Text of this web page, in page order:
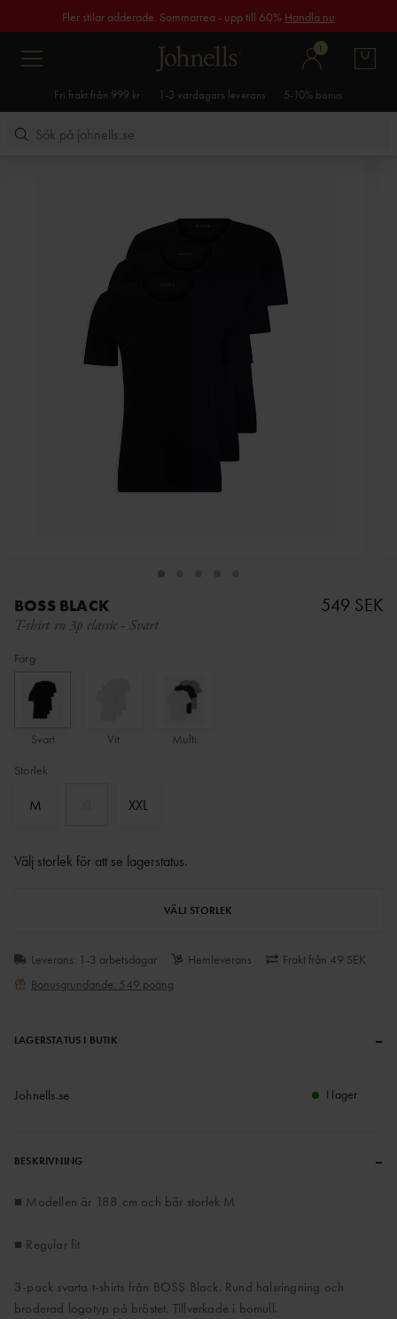
Fler stilar adderade. Sommarrea - upp till 60% Handla nu
1
Fri frakt från 999 kr 1-3 vardagars leverans 5-10% bonus
BOSS BLACK
T-shirt rn 3p classic - Svart
549 SEK
Färg
Svart Vit
Multi
Storlek
M XXL
Välj storlek för att se lagerstatus.
VÄLJ STORLEK
Leverans: 1-3 arbetsdagar Hemleverans
Frakt från 49 SEK
Bonusgrundande: 549 poäng
LAGERSTATUS I BUTIK –
Johnells.se I lager
BESKRIVNING –
■ Modellen är 188 cm och bär storlek M
■ Regular fit
3-pack svarta t-shirts från BOSS Black. Rund halsringning och
broderad logotyp på bröstet. Tillverkade i bomull.